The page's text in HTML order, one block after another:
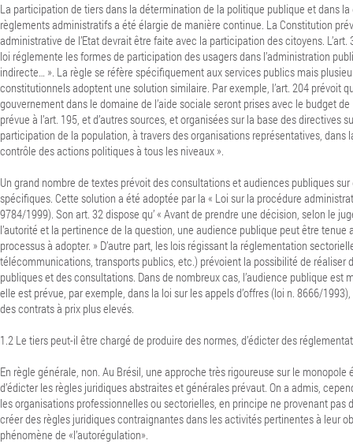
La participation de tiers dans la détermination de la politique publique et dans
règlements administratifs a été élargie de manière continue. La Constitution
administrative de l’Etat devrait être faite avec la participation des citoyens. L’art.
loi réglemente les formes de participation des usagers dans l’administration
indirecte… ». La règle se réfère spécifiquement aux services publics mais
constitutionnels adoptent une solution similaire. Par exemple, l’art. 204 prévoit
gouvernement dans le domaine de l’aide sociale seront prises avec le budget
prévue à l’art. 195, et d’autres sources, et organisées sur la base des directives
participation de la population, à travers des organisations représentatives, dans
contrôle des actions politiques à tous les niveaux ».
Un grand nombre de textes prévoit des consultations et audiences publiques
spécifiques. Cette solution a été adoptée par la « Loi sur la procédure
9784/1999). Son art. 32 dispose qu’ « Avant de prendre une décision, selon le
l’autorité et la pertinence de la question, une audience publique peut être tenue
processus à adopter. » D’autre part, les lois régissant la réglementation
télécommunications, transports publics, etc.) prévoient la possibilité de réaliser
publiques et des consultations. Dans de nombreux cas, l’audience publique est
elle est prévue, par exemple, dans la loi sur les appels d’offres (loi n. 8666/1993),
des contrats à prix plus elevés.
1.2 Le tiers peut-il être chargé de produire des normes, d’édicter des
En règle générale, non. Au Brésil, une approche très rigoureuse sur le monopole
d’édicter les règles juridiques abstraites et générales prévaut. On a admis,
les organisations professionnelles ou sectorielles, en principe ne provenant pas
créer des règles juridiques contraignantes dans les activités pertinentes à leur
phénomène de «l’autorégulation».